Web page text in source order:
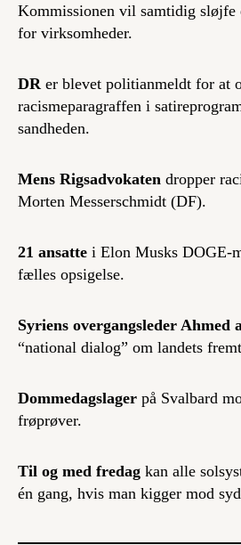
Kommissionen vil samtidig
for virksomheder.
DR er blevet politianmeldt for at
racismeparagraffen i
sandheden.
Mens Rigsadvokaten dropper
Morten Messerschmidt (DF).
21 ansatte i Elon Musks DOGE-
fælles opsigelse.
Syriens overgangsleder Ahmed
“national dialog” om landets
Dommedagslager på Svalbard
frøprøver.
Til og med fredag kan alle
én gang, hvis man kigger mod